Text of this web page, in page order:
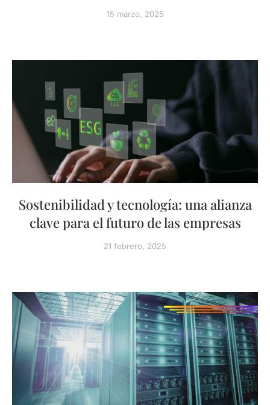
15 marzo, 2025
Sostenibilidad y tecnología: una alianza
clave para el futuro de las empresas
21 febrero, 2025